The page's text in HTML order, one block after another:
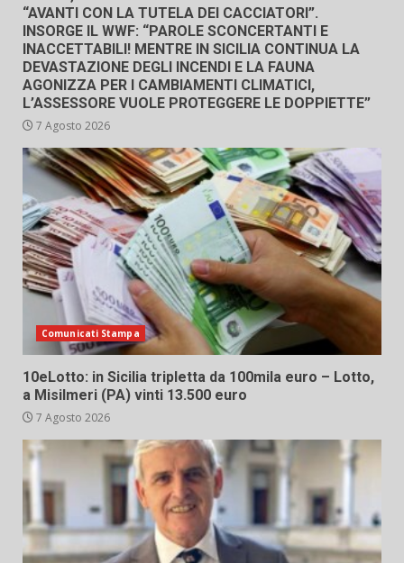
“AVANTI CON LA TUTELA DEI CACCIATORI”.
INSORGE IL WWF: “PAROLE SCONCERTANTI E
INACCETTABILI! MENTRE IN SICILIA CONTINUA LA
DEVASTAZIONE DEGLI INCENDI E LA FAUNA
AGONIZZA PER I CAMBIAMENTI CLIMATICI,
L’ASSESSORE VUOLE PROTEGGERE LE DOPPIETTE”
7 Agosto 2026
Comunicati Stampa
10eLotto: in Sicilia tripletta da 100mila euro – Lotto,
a Misilmeri (PA) vinti 13.500 euro
7 Agosto 2026